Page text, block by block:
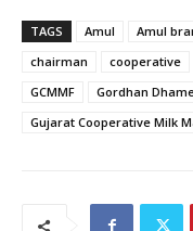
TAGS Amul Amul
chairman
cooperative
GCMMF
Gordhan
Gujarat Cooperative Milk